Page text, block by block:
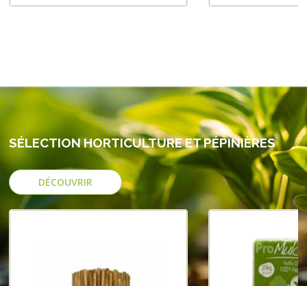
SÉLECTION HORTICULTURE ET PÉPINIÈRES
DÉCOUVRIR